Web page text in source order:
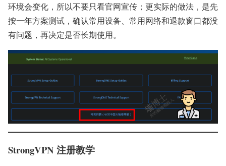
环境会变化，所以不要只看官网宣传；更实际的做法，是先
按一年方案测试，确认常用设备、常用网络和退款窗口都没
有问题，再决定是否长期使用。
StrongVPN 注册教学